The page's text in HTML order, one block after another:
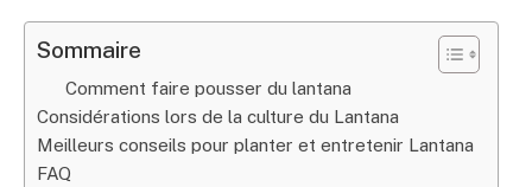
Sommaire
Comment faire pousser du lantana
Considérations lors de la culture du Lantana
Meilleurs conseils pour planter et entretenir Lantana
FAQ